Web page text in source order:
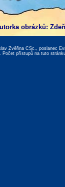
obrázků:
Zvěřina CSc., poslanec
. Počet přístupů na tuto